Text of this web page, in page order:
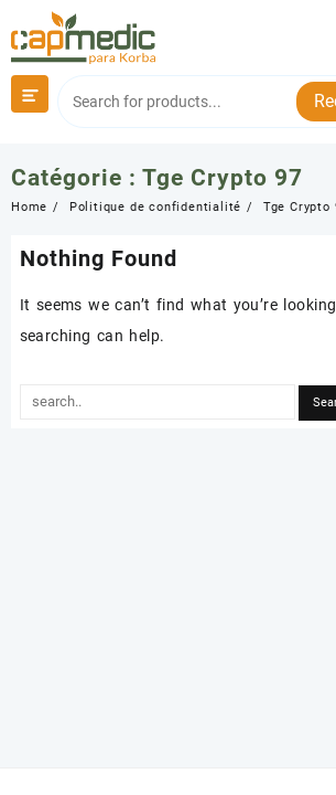
to
content
Catégorie : Tge Crypto 97
Home Politique de confidentialité Tge Crypto
Nothing Found
It seems we can’t find what you’re
searching can help.